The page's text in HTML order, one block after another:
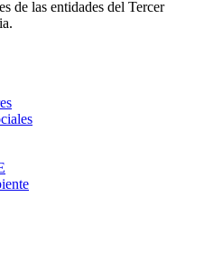
de las entidades del Tercer